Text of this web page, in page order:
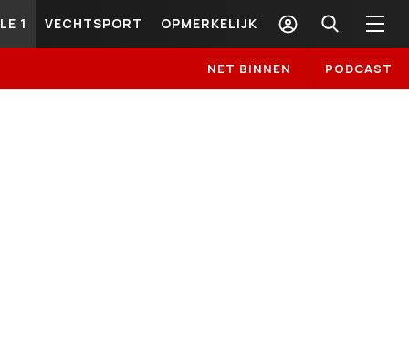
1 VECHTSPORT OPMERKELIJK
NET BINNEN PODCAST